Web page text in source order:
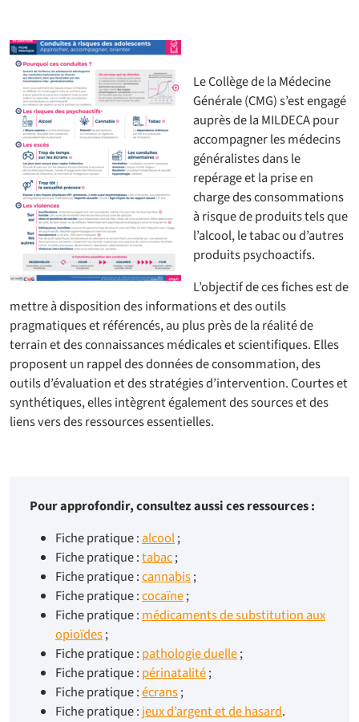
Le Collège de la Médecine
Générale (CMG) s’est engagé
auprès de la MILDECA pour
accompagner les médecins
généralistes dans le
repérage et la prise en
charge des consommations
à risque de produits tels que
l’alcool, le tabac ou d’autres
produits psychoactifs.
L’objectif de ces fiches est de
mettre à disposition des informations et des outils
pragmatiques et référencés, au plus près de la réalité de
terrain et des connaissances médicales et scientifiques. Elles
proposent un rappel des données de consommation, des
outils d’évaluation et des stratégies d’intervention. Courtes et
synthétiques, elles intègrent également des sources et des
liens vers des ressources essentielles.
Pour approfondir, consultez aussi ces ressources :
Fiche pratique :alcool;
Fiche pratique :tabac;
Fiche pratique :cannabis;
Fiche pratique :cocaïne;
Fiche pratique :médicaments de substitution aux
opioïdes;
Fiche pratique : pathologie duelle;
Fiche pratique : périnatalité;
Fiche pratique :écrans;
Fiche pratique : jeux d’argent et de hasard.